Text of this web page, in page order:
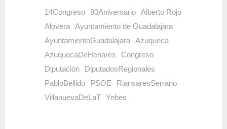
14Congreso 80Aniversario Alberto Rojo
Alovera Ayuntamiento de Guadalajara
AyuntamientoGuadalajara Azuqueca
AzuquecaDeHenares
Congreso
Diputación
DiputadosRegionales
PabloBellido
PSOE
RiansaresSerrano
VillanuevaDeLaT Yebes